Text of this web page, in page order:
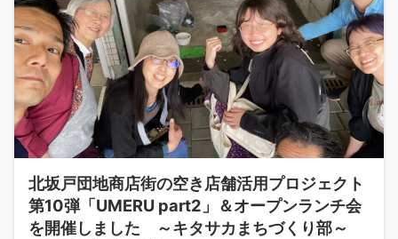
北坂戸団地商店街の空き店舗活用プロジェクト
第10弾「UMERU part2」＆オープンランチ会
を開催しました ～キタサカまちづくり部～